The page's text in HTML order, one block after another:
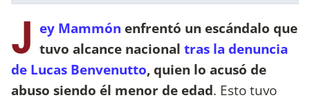
J ey Mammón enfrentó un escándalo que
tuvo alcance nacional tras la denuncia
de Lucas Benvenutto, quien lo acusó de
abuso siendo él menor de edad. Esto tuvo